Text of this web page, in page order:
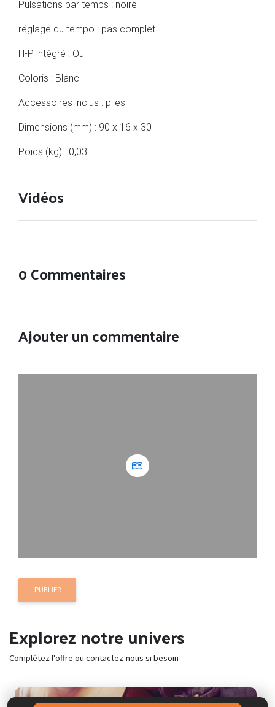
Pulsations par temps : noire
réglage du tempo : pas complet
H-P intégré : Oui
Coloris : Blanc
Accessoires inclus : piles
Dimensions (mm) : 90 x 16 x 30
Poids (kg) : 0,03
Vidéos
0 Commentaires
Ajouter un commentaire
PUBLIER
Explorez notre univers
Complétez l'offre ou contactez-nous si besoin